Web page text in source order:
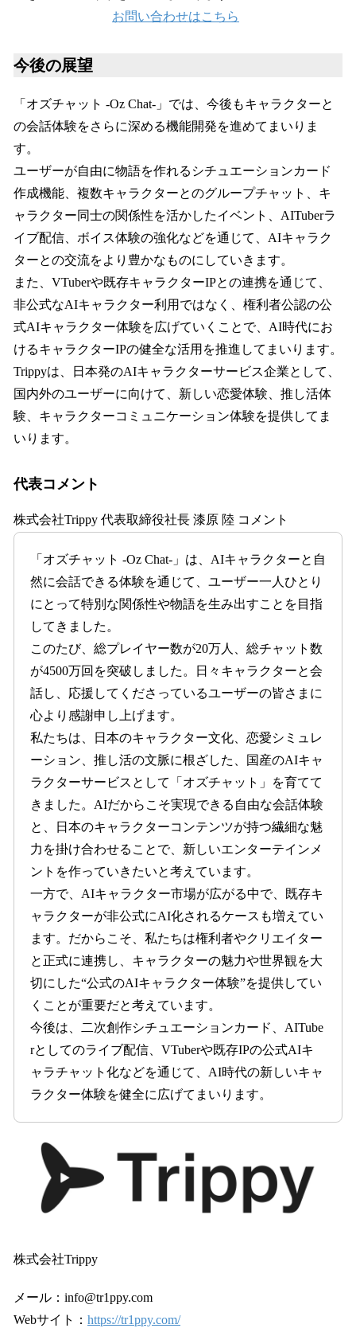
お問い合わせはこちら
今後の展望
「オズチャット -Oz Chat-」では、今後もキャラクターと
の会話体験をさらに深める機能開発を進めてまいりま
す。
ユーザーが自由に物語を作れるシチュエーションカード
作成機能、複数キャラクターとのグループチャット、キ
ャラクター同士の関係性を活かしたイベント、AITuberラ
イブ配信、ボイス体験の強化などを通じて、AIキャラク
ターとの交流をより豊かなものにしていきます。
また、VTuberや既存キャラクターIPとの連携を通じて、
非公式なAIキャラクター利用ではなく、権利者公認の公
式AIキャラクター体験を広げていくことで、AI時代にお
けるキャラクターIPの健全な活用を推進してまいります。
Trippyは、日本発のAIキャラクターサービス企業として、
国内外のユーザーに向けて、新しい恋愛体験、推し活体
験、キャラクターコミュニケーション体験を提供してま
いります。
代表コメント
株式会社Trippy 代表取締役社長 漆原 陸 コメント
「オズチャット -Oz Chat-」は、AIキャラクターと自
然に会話できる体験を通じて、ユーザー一人ひとり
にとって特別な関係性や物語を生み出すことを目指
してきました。
このたび、総プレイヤー数が20万人、総チャット数
が4500万回を突破しました。日々キャラクターと会
話し、応援してくださっているユーザーの皆さまに
心より感謝申し上げます。
私たちは、日本のキャラクター文化、恋愛シミュレ
ーション、推し活の文脈に根ざした、国産のAIキャ
ラクターサービスとして「オズチャット」を育てて
きました。AIだからこそ実現できる自由な会話体験
と、日本のキャラクターコンテンツが持つ繊細な魅
力を掛け合わせることで、新しいエンターテインメ
ントを作っていきたいと考えています。
一方で、AIキャラクター市場が広がる中で、既存キ
ャラクターが非公式にAI化されるケースも増えてい
ます。だからこそ、私たちは権利者やクリエイター
と正式に連携し、キャラクターの魅力や世界観を大
切にした“公式のAIキャラクター体験”を提供してい
くことが重要だと考えています。
今後は、二次創作シチュエーションカード、AITube
rとしてのライブ配信、VTuberや既存IPの公式AIキ
ャラチャット化などを通じて、AI時代の新しいキャ
ラクター体験を健全に広げてまいります。
株式会社Trippy
メール：info@tr1ppy.com
Webサイト： https://tr1ppy.com/